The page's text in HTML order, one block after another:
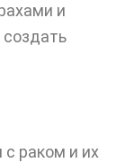
и
раком и их